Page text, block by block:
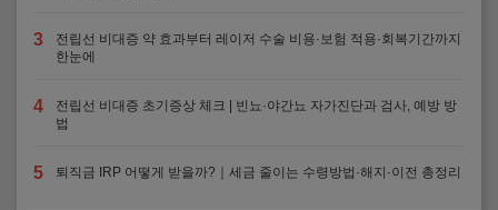
3
전립선 비대증 약 효과부터 레이저 수술 비용·보험 적용·회복기간까지
한눈에
4
전립선 비대증 초기증상 체크 | 빈뇨·야간뇨 자가진단과 검사, 예방 방
법
5 퇴직금 IRP 어떻게 받을까?｜세금 줄이는 수령방법·해지·이전 총정리